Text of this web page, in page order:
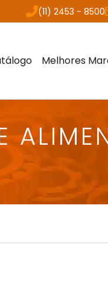
(11) 2453 - 8500
Melhores